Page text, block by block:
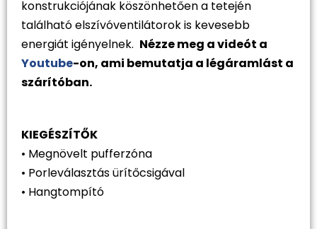
konstrukciójának köszönhetően a tetején
található elszívóventilátorok is kevesebb
energiát igényelnek. Nézze meg a videót a
Youtube-on, ami bemutatja a légáramlást a
szárítóban.
KIEGÉSZÍTŐK
• Megnövelt pufferzóna
• Porleválasztás ürítőcsigával
• Hangtompító